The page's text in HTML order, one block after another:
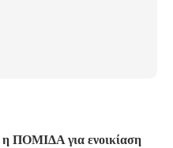
η ΠΟΜΙΔΑ για ενοικίαση